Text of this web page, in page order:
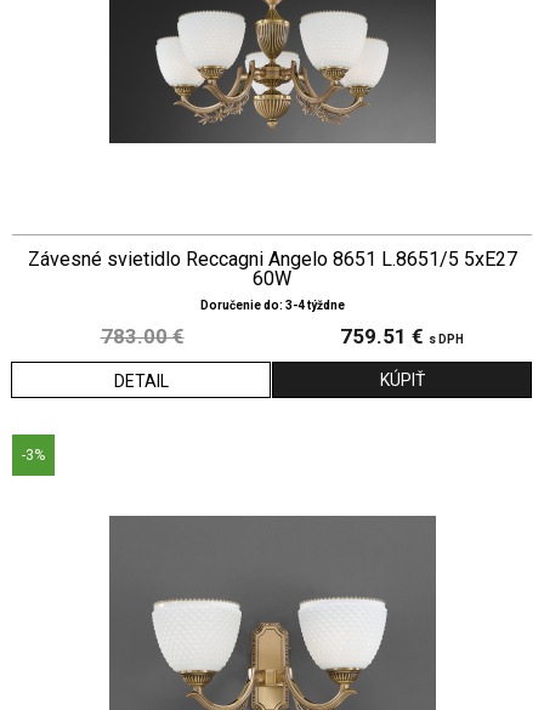
Závesné svietidlo Reccagni Angelo 8651 L.8651/5 5xE27
60W
Doručenie do: 3-4 týždne
783.00 € 759.51 € s DPH
DETAIL
-3%